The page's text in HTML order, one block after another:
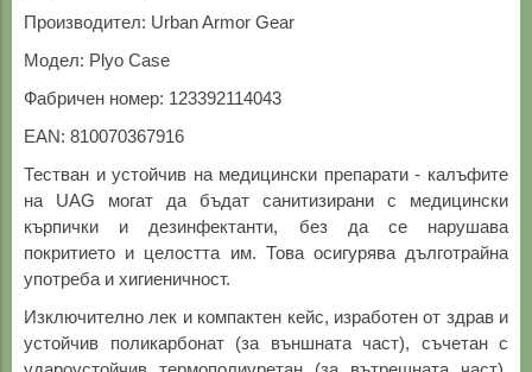
Производител: Urban Armor Gear
Модел: Plyo Case
Фабричен номер: 123392114043
EAN: 810070367916
Тестван и устойчив на медицински препарати - калъфите
на UAG могат да бъдат санитизирани с медицински
кърпички и дезинфектанти, без да се нарушава
покритието и целостта им. Това осигурява дълготрайна
употреба и хигиеничност.
Изключително лек и компактен кейс, изработен от здрав и
устойчив поликарбонат (за външната част), съчетан с